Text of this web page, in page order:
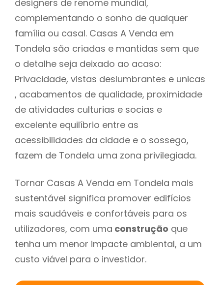
designers de renome mundial,
complementando o sonho de qualquer
família ou casal. Casas A Venda em
Tondela são criadas e mantidas sem que
o detalhe seja deixado ao acaso:
Privacidade, vistas deslumbrantes e unicas
, acabamentos de qualidade, proximidade
de atividades culturias e socias e
excelente equilíbrio entre as
acessibilidades da cidade e o sossego,
fazem de Tondela uma zona privilegiada.
Tornar Casas A Venda em Tondela mais
sustentável significa promover edifícios
mais saudáveis e confortáveis para os
utilizadores, com uma construção que
tenha um menor impacte ambiental, a um
custo viável para o investidor.